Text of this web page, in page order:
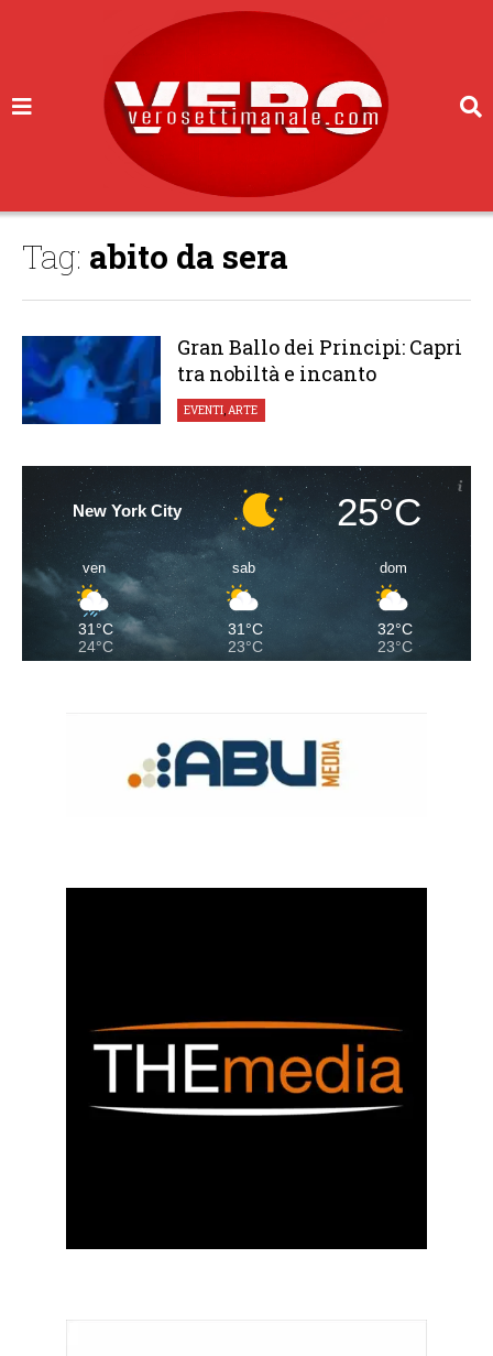
Tag: abito da sera
Gran Ballo dei Principi: Capri
tra nobiltà e incanto
EVENTI,ARTE
New York City 25°C
ven
31°C
24°C
sab
31°C
23°C
dom
32°C
23°C